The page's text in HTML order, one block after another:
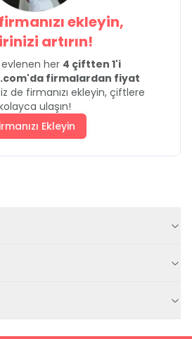
ekleyin,
artırın!
her 4 çiftten 1'i
firmalardan fiyat
de firmanızı ekleyin, çiftlere
ulaşın!
Ekleyin